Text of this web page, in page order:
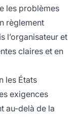
les problèmes
règlement
l’organisateur et
claires et en
les États
exigences
au-delà de la